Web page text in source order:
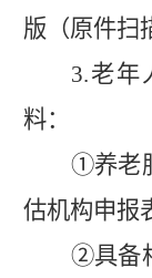
版（原件扫
3.老年
料：
①养老
估机构申报
②具备